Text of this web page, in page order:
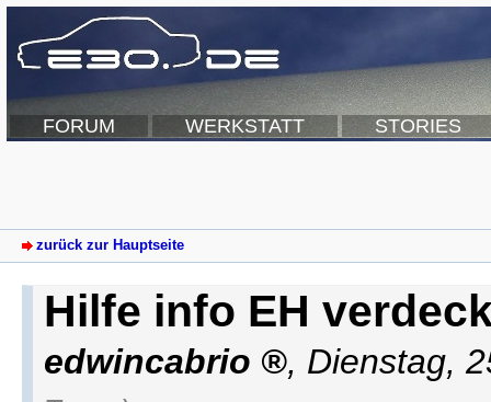
FORUM WERKSTATT STORIES
zurück zur Hauptseite
Hilfe info EH
edwincabrio , Dienstag,